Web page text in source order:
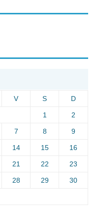
V S D
1 2
7 8 9
14 15 16
21 22 23
28 29 30